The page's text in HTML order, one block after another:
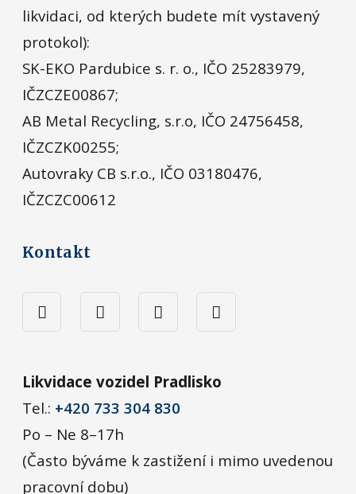
likvidaci, od kterých budete mít vystavený
protokol):
SK-EKO Pardubice s. r. o., IČO 25283979,
IČZCZE00867;
AB Metal Recycling, s.r.o, IČO 24756458,
IČZCZK00255;
Autovraky CB s.r.o., IČO 03180476,
IČZCZC00612
Kontakt
Likvidace vozidel Pradlisko
Tel.: +420 733 304 830
Po – Ne 8–17h
(Často býváme k zastižení i mimo uvedenou
pracovní dobu)